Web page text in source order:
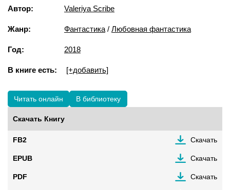
Автор: Valeriya Scribe
Жанр: Фантастика / Любовная фантастика
Год: 2018
В книге есть: [+добавить]
Читать онлайн В библиотеку
Скачать Книгу
FB2 Скачать
EPUB Скачать
PDF Скачать